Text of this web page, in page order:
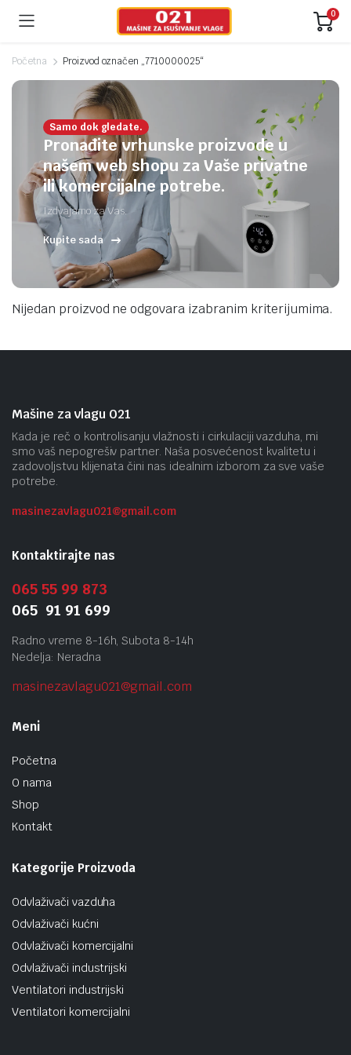
0
Početna Proizvod označen „7710000025“
Samo dok gledate.
Pronađite vrhunske proizvode u
našem web shopu za Vaše privatne
ili komercijalne potrebe.
Izdvajamo za Vas.
Kupite sada
Nijedan proizvod ne odgovara izabranim kriterijumima.
Mašine za vlagu 021
Kada je reč o kontrolisanju vlažnosti i cirkulaciji vazduha, mi
smo vaš nepogrešiv partner. Naša posvećenost kvalitetu i
zadovoljstvu klijenata čini nas idealnim izborom za sve vaše
potrebe.
masinezavlagu021@gmail.com
Kontaktirajte nas
065 55 99 873
065 91 91 699
Radno vreme 8-16h, Subota 8-14h
Nedelja: Neradna
masinezavlagu021@gmail.com
Meni
Početna
O nama
Shop
Kontakt
Kategorije Proizvoda
Odvlaživači vazduha
Odvlaživači kućni
Odvlaživači komercijalni
Odvlaživači industrijski
Ventilatori industrijski
Ventilatori komercijalni